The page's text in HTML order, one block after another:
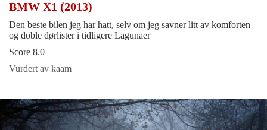
BMW X1 (2013)
Den beste bilen jeg har hatt, selv om jeg savner litt av komforten
og doble dørlister i tidligere Lagunaer
Score 8.0
Vurdert av kaam